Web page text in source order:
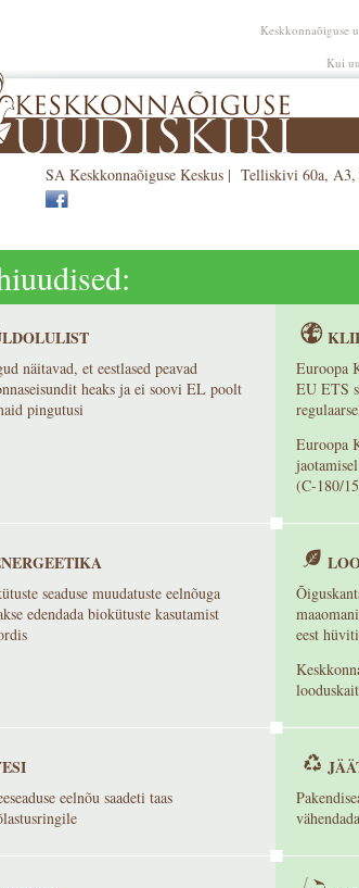
Keskkonnaõiguse
Kui
SA Keskkonnaõiguse Keskus | Telliskivi 60a,
näitavad, et eestlased peavad
heaks ja ei soovi EL poolt
pingutusi
Euroopa
EU ETS
Euroopa
(C‑180/
seaduse muudatuste eelnõuga
edendada biokütuste kasutamist
eest
eelnõu saadeti taas